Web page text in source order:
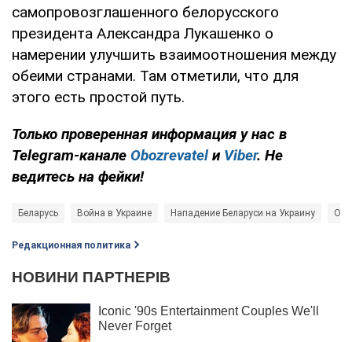
самопровозглашенного белорусского
президента Александра Лукашенко о
намерении улучшить взаимоотношения между
обеими странами. Там отметили, что для
этого есть простой путь.
Только проверенная информация у нас в
Telegram-канале Obozrevatelи Viber. Не
ведитесь на фейки!
Беларусь Война в Украине Нападение Беларуси на Украину
Редакционная политика